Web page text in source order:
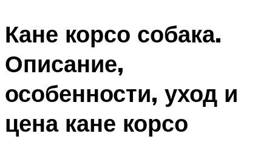
Кане корсо собака.
Описание,
особенности, уход и
цена кане корсо